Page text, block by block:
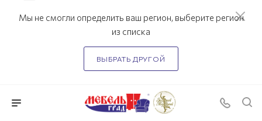
Мы не смогли определить ваш регион, выберите регион
из списка
ВЫБРАТЬ ДРУГОЙ